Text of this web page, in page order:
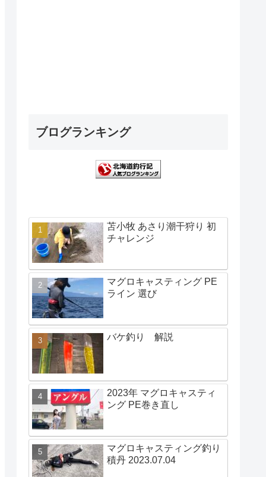
ブログランキング
苫小牧 あさり潮干狩り 初
チャレンジ
マグロキャスティング PE
ライン 選び
バケ釣り 解説
2023年 マグロキャスティ
ング PE巻き直し
マグロキャスティング釣り
積丹 2023.07.04